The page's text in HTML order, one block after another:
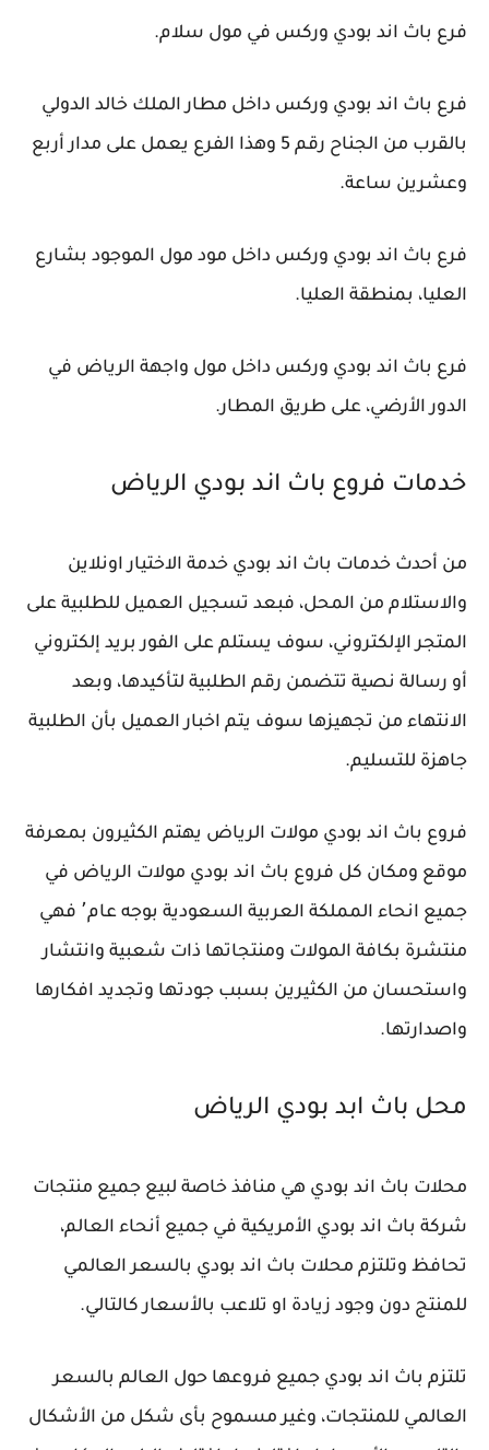
فرع باث اند بودي وركس في مول سلام.
فرع باث اند بودي وركس داخل مطار الملك خالد الدولي
بالقرب من الجناح رقم 5 وهذا الفرع يعمل على مدار أربع
وعشرين ساعة.
فرع باث اند بودي وركس داخل مود مول الموجود بشارع
العليا، بمنطقة العليا.
فرع باث اند بودي وركس داخل مول واجهة الرياض في
الدور الأرضي، على طريق المطار.
خدمات فروع باث اند بودي الرياض
من أحدث خدمات باث اند بودي خدمة الاختيار اونلاين
والاستلام من المحل، فبعد تسجيل العميل للطلبية على
المتجر الإلكتروني، سوف يستلم على الفور بريد إلكتروني
أو رسالة نصية تتضمن رقم الطلبية لتأكيدها، وبعد
الانتهاء من تجهيزها سوف يتم اخبار العميل بأن الطلبية
جاهزة للتسليم.
فروع باث اند بودي مولات الرياض يهتم الكثيرون بمعرفة
موقع ومكان كل فروع باث اند بودي مولات الرياض في
جميع انحاء المملكة العربية السعودية بوجه عام٬ فهي
منتشرة بكافة المولات ومنتجاتها ذات شعبية وانتشار
واستحسان من الكثيرين بسبب جودتها وتجديد افكارها
واصدارتها.
محل باث ابد بودي الرياض
محلات باث اند بودي هي منافذ خاصة لبيع جميع منتجات
شركة باث اند بودي الأمريكية في جميع أنحاء العالم،
تحافظ وتلتزم محلات باث اند بودي بالسعر العالمي
للمنتج دون وجود زيادة او تلاعب بالأسعار كالتالي.
تلتزم باث اند بودي جميع فروعها حول العالم بالسعر
العالمي للمنتجات، وغير مسموح بأى شكل من الأشكال